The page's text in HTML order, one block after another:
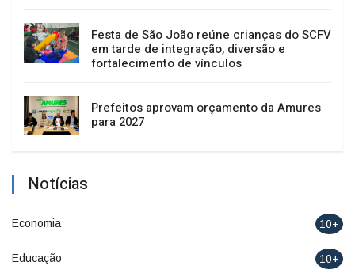
Festa de São João reúne crianças do SCFV
em tarde de integração, diversão e
fortalecimento de vínculos
Prefeitos aprovam orçamento da Amures
para 2027
Notícias
Economia 10+
Educação 10+